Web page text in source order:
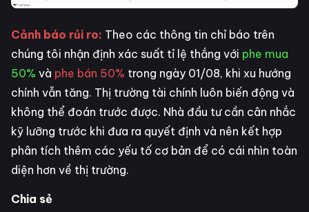
Cảnh báo rủi ro: Theo các thông tin chỉ báo trên
chúng tôi nhận định xác suất tỉ lệ thắng với phe mua
50% và phe bán 50% trong ngày 01/08, khi xu hướng
chính vẫn tăng. Thị trường tài chính luôn biến động và
không thể đoán trước được. Nhà đầu tư cần cân nhắc
kỹ lưỡng trước khi đưa ra quyết định và nên kết hợp
phân tích thêm các yếu tố cơ bản để có cái nhìn toàn
diện hơn về thị trường.
Chia sẻ